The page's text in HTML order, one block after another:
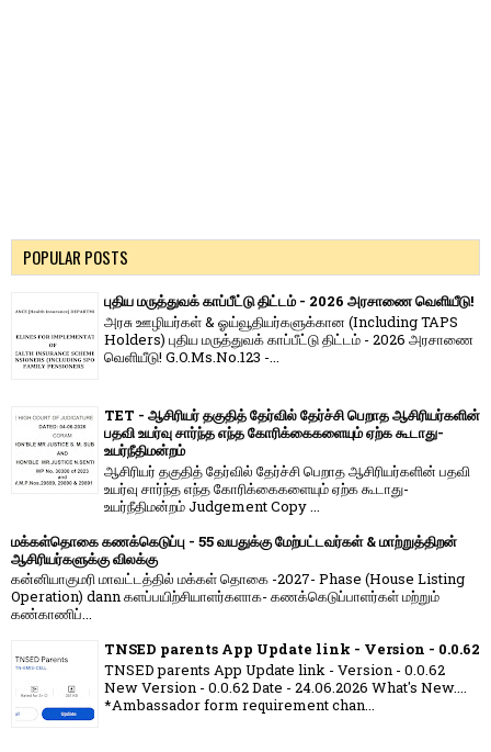
POPULAR POSTS
புதிய மருத்துவக் காப்பீட்டு திட்டம் - 2026 அரசாணை வெளியீடு!
அரசு ஊழியர்கள் & ஓய்வூதியர்களுக்கான (Including TAPS
Holders) புதிய மருத்துவக் காப்பீட்டு திட்டம் - 2026 அரசாணை
வெளியீடு! G.O.Ms.No.123 -...
TET - ஆசிரியர் தகுதித் தேர்வில் தேர்ச்சி பெறாத ஆசிரியர்களின்
பதவி உயர்வு சார்ந்த எந்த கோரிக்கைகளையும் ஏற்க கூடாது-
உயர்நீதிமன்றம்
ஆசிரியர் தகுதித் தேர்வில் தேர்ச்சி பெறாத ஆசிரியர்களின் பதவி
உயர்வு சார்ந்த எந்த கோரிக்கைகளையும் ஏற்க கூடாது-
உயர்நீதிமன்றம் Judgement Copy ...
மக்கள்தொகை கணக்கெடுப்பு - 55 வயதுக்கு மேற்பட்டவர்கள் & மாற்றுத்திறன்
ஆசிரியர்களுக்கு விலக்கு
கன்னியாகுமரி மாவட்டத்தில் மக்கள் தொகை -2027- Phase (House Listing
Operation) dann களப்பயிற்சியாளர்களாக- கணக்கெடுப்பாளர்கள் மற்றும்
கண்காணிப்...
TNSED parents App Update link - Version - 0.0.62
TNSED parents App Update link - Version - 0.0.62
New Version - 0.0.62 Date - 24.06.2026 What's New....
*Ambassador form requirement chan...